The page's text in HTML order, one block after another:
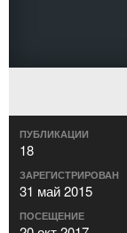
ПУБЛИКАЦИИ
18
ЗАРЕГИСТРИРОВАН
31 май 2015
ПОСЕЩЕНИЕ